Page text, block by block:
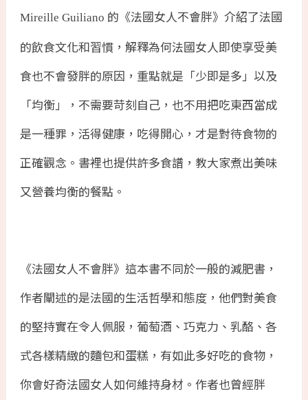
Mireille Guiliano 的《法國女人不會胖》介紹了法國
的飲食文化和習慣，解釋為何法國女人即使享受美
食也不會發胖的原因，重點就是「少即是多」以及
「均衡」，不需要苛刻自己，也不用把吃東西當成
是一種罪，活得健康，吃得開心，才是對待食物的
正確觀念。書裡也提供許多食譜，教大家煮出美味
又營養均衡的餐點。
《法國女人不會胖》這本書不同於一般的減肥書，
作者闡述的是法國的生活哲學和態度，他們對美食
的堅持實在令人佩服，葡萄酒、巧克力、乳酪、各
式各樣精緻的麵包和蛋糕，有如此多好吃的食物，
你會好奇法國女人如何維持身材。作者也曾經胖